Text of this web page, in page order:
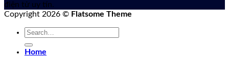
điện tử uy tín.
Copyright 2026 © Flatsome Theme
Home